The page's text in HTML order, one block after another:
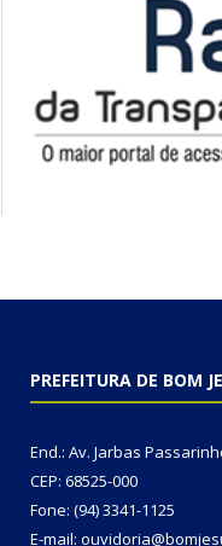
PREFEITURA DE BOM
End.: Av. Jarbas
CEP: 68525-000
Fone: (94) 3341-1125
E-mail: